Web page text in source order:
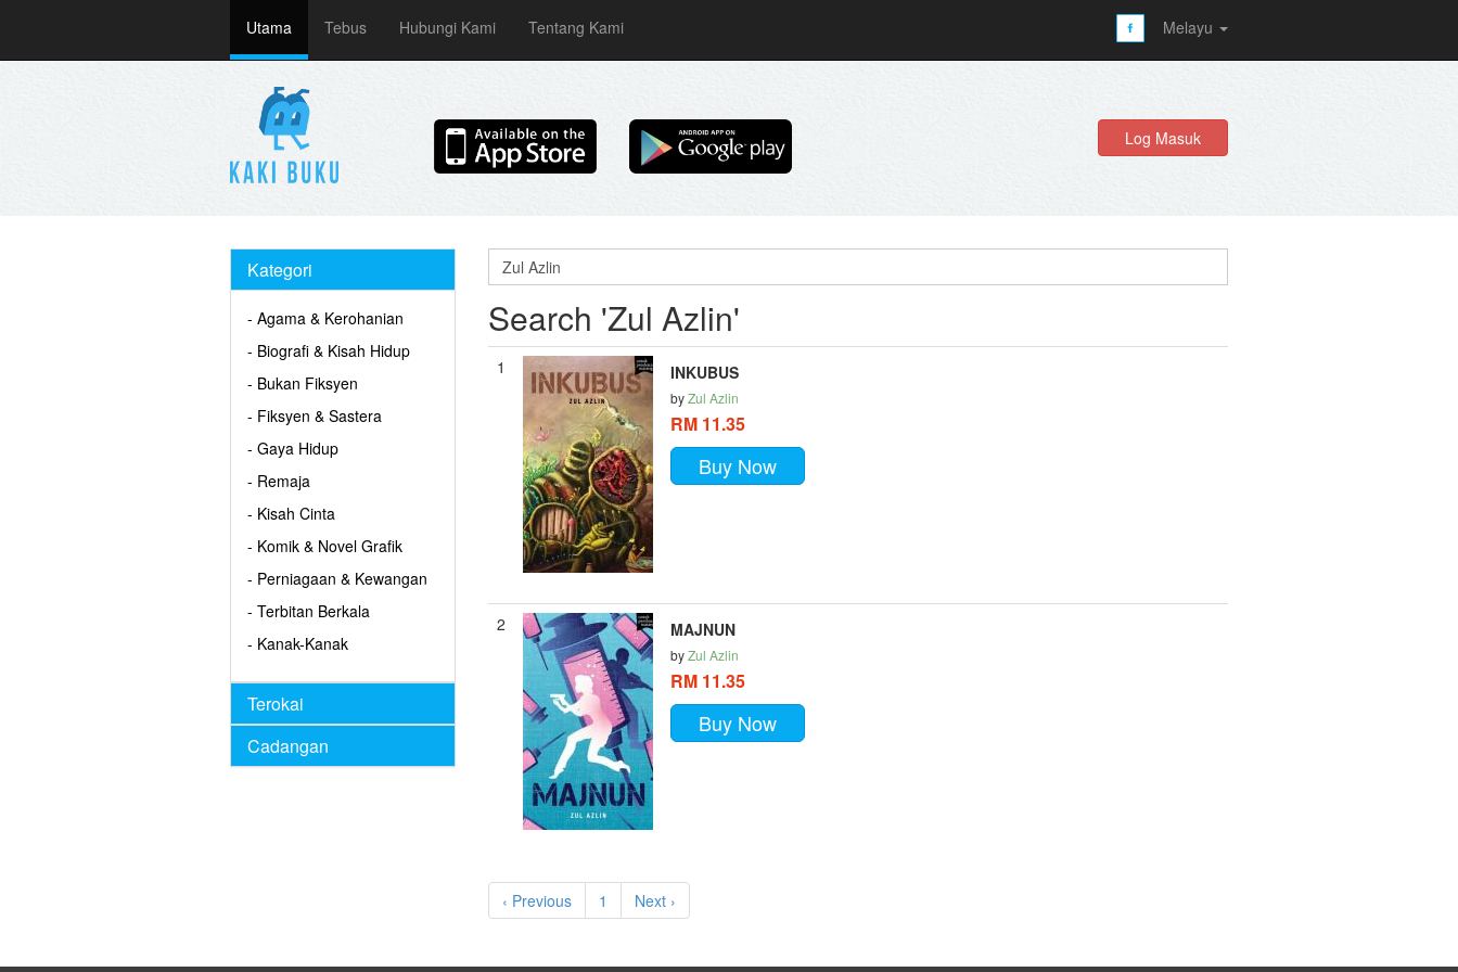
Utama Tebus Hubungi Kami Tentang Kami Melayu
Log Masuk
Kategori
- Agama & Kerohanian
- Biografi & Kisah Hidup
- Bukan Fiksyen
- Fiksyen & Sastera
- Gaya Hidup
- Remaja
- Kisah Cinta
- Komik & Novel Grafik
- Perniagaan & Kewangan
- Terbitan Berkala
- Kanak-Kanak
Terokai
Cadangan
Search 'Zul Azlin'
1 INKUBUS
byZul Azlin
RM 11.35
Buy Now
2 MAJNUN
byZul Azlin
RM 11.35
Buy Now
‹ Previous 1 Next ›